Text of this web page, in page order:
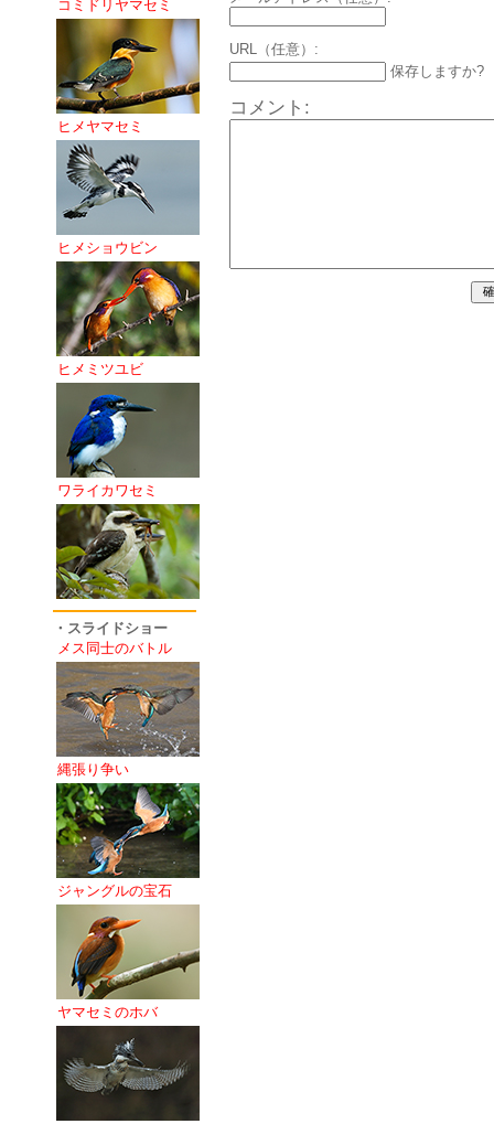
コミドリヤマセミ
ヒメヤマセミ
ヒメショウビン
ヒメミツユビ
ワライカワセミ
・スライドショー
メス同士のバトル
縄張り争い
ジャングルの宝石
ヤマセミのホバ
URL（任意）:
保存しますか?
コメント: